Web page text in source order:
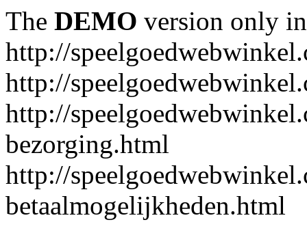
The DEMO version only
http://
http://
http://
bezorging.html
http://
betaalmogelijkheden.html